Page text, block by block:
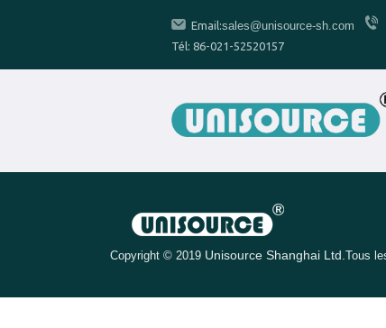
Email:sales@unisource-sh.com
Tél: 86-021-52520157
Copyright © 2019 Unisource Shanghai Ltd. Tous